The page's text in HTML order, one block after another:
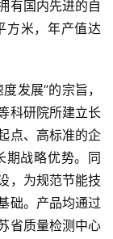
有国内先进的自
方米，年产值达
发展”的宗旨，
科研院所建立长
点、高标准的企
期战略优势。同
，为规范节能技
础。产品均通过
省质量检测中心